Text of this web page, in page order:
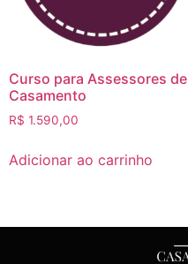
Curso para Assessores de
Casamento
R$ 1.590,00
Adicionar ao carrinho